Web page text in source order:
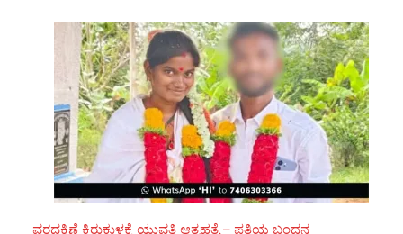
ವರದಕ್ಷಿಣೆ ಕಿರುಕುಳಕ್ಕೆ ಯುವತಿ ಆತ್ಮಹತ್ಯೆ – ಪತಿಯ ಬಂಧನ